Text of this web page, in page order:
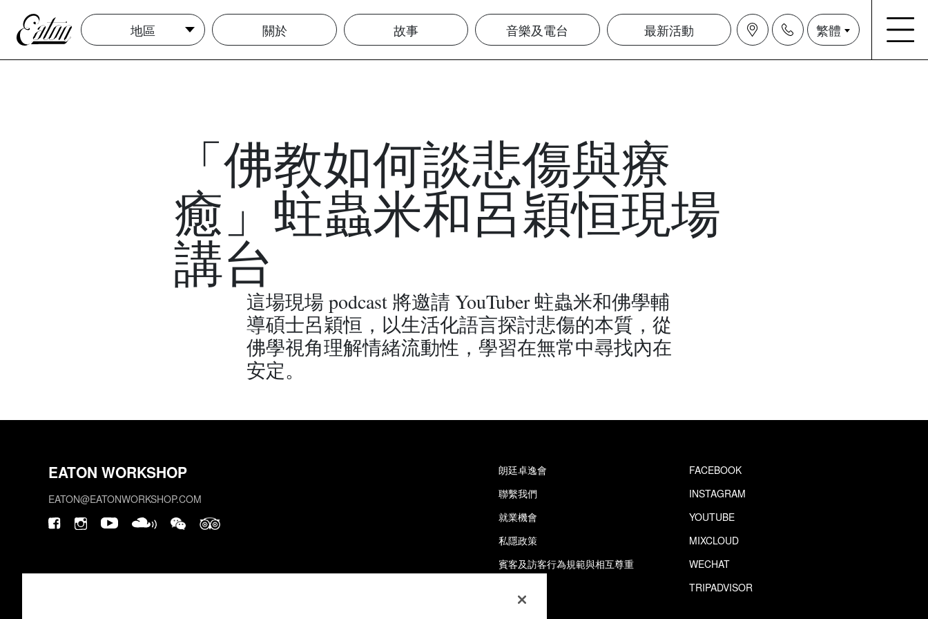
地區 關於 故事 音樂及電台 最新活動 繁體
「佛教如何談悲傷與療
癒」蛀蟲米和呂穎恒現場
講台
這場現場 podcast 將邀請 YouTuber 蛀蟲米和佛學輔
導碩士呂穎恒，以生活化語言探討悲傷的本質，從
佛學視角理解情緒流動性，學習在無常中尋找內在
安定。
EATON WORKSHOP
EATON@EATONWORKSHOP.COM
朗廷卓逸會
聯繫我們
就業機會
私隱政策
賓客及訪客行為規範與相互尊重
FACEBOOK
INSTAGRAM
YOUTUBE
MIXCLOUD
WECHAT
TRIPADVISOR